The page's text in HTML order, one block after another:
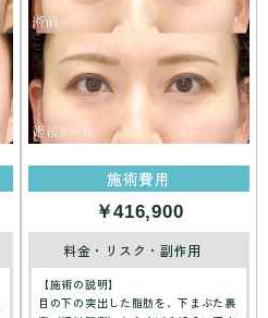
施術費用
￥416,900
料金・リスク・副作用
【施術の説明】
目の下の突出した脂肪を、下まぶた裏